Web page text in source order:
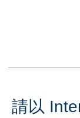
請以